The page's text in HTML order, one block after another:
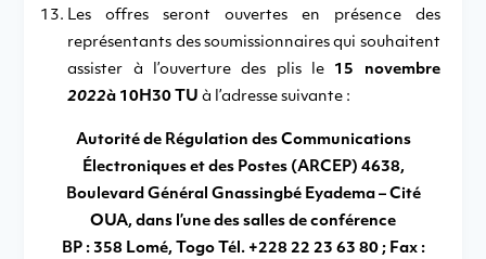
Les offres seront ouvertes en présence des
représentants des soumissionnaires qui souhaitent
assister à l’ouverture des plis le 15 novembre
2022à 10H30 TU à l’adresse suivante :
Autorité de Régulation des Communications
Électroniques et des Postes (ARCEP) 4638,
Boulevard Général Gnassingbé Eyadema – Cité
OUA, dans l’une des salles de conférence
BP : 358 Lomé, Togo Tél. +228 22 23 63 80 ; Fax :